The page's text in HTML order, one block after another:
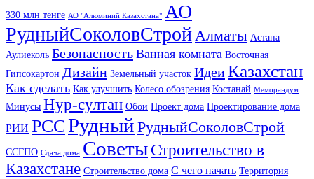
330 млн тенге АО "Алюминий Казахстана" АО
РудныйСоколовСтройАлматы Астана
Аулиеколь Безопасность Ванная комната Восточная
Гипсокартон Дизайн Земельный участок ИдеиКазахстан
Как сделать Как улучшить Колесо обозрения Костанай Меморандум
Минусы Нур-султан Обои Проект дома Проектирование дома
РИИ РССРудный РудныйСоколовСтрой
ССГПО Сдача дома Советы Строительство в
Казахстане Строительство дома С чего начать Территория